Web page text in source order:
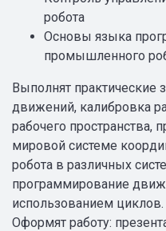
робота
Основы языка
промышленного
Выполнят практические
движений, калибровка
рабочего пространства,
мировой системе
робота в различных
программирование
использованием циклов.
Оформят работу: